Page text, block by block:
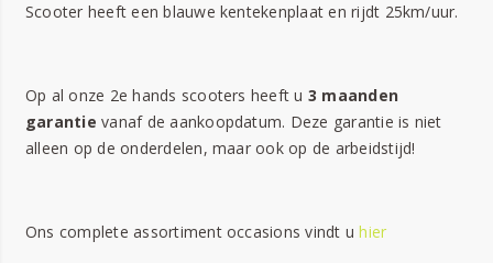
Scooter heeft een blauwe kentekenplaat en rijdt 25km/uur.
Op al onze 2e hands scooters heeft u 3 maanden
garantie vanaf de aankoopdatum. Deze garantie is niet
alleen op de onderdelen, maar ook op de arbeidstijd!
Ons complete assortiment occasions vindt uhier